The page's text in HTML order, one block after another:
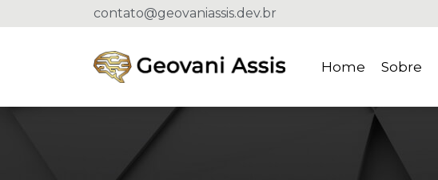
contato@geovaniassis.dev.br
Home Sobre